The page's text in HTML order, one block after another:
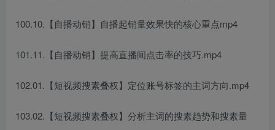
100.10.【自播动销】自播起销量效果快的核心重点mp4
101.11.【自播动销】提高直播间点击率的技巧.mp4
102.01.【短视频搜素叠权】定位账号标签的主词方向.mp4
103.02.【短视频搜素叠权】分析主词的搜素趋势和搜素量